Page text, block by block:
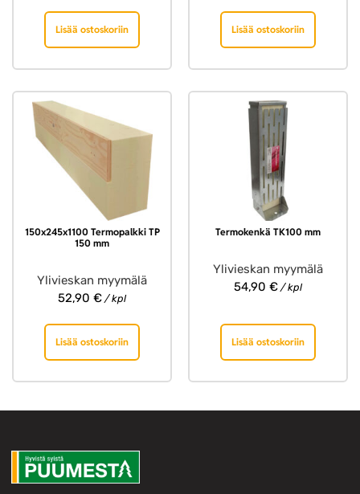
Lisää ostoskoriin Lisää ostoskoriin
150x245x1100 Termopalkki TP
150 mm
Ylivieskan myymälä
52,90 € / kpl
Lisää ostoskoriin
Termokenkä TK100 mm
Ylivieskan myymälä
54,90 € / kpl
Lisää ostoskoriin